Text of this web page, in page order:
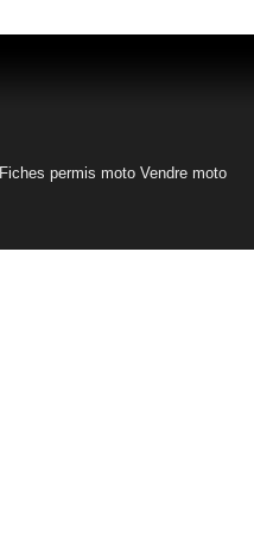
Fiches permis moto Vendre moto